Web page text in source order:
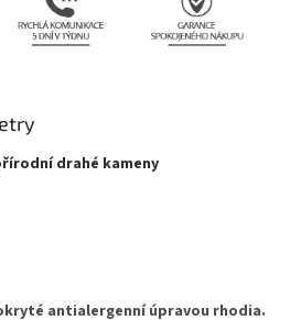
drahé kameny
antialergenní úpravou rhodia.